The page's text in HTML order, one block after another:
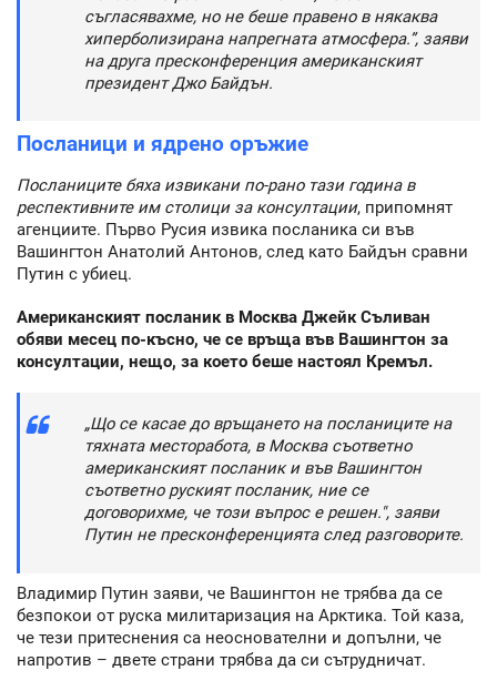
съгласявахме, но не беше правено в някаква
хиперболизирана напрегната атмосфера.”, заяви
на друга пресконференция американският
президент Джо Байдън.
Посланици и ядрено оръжие
Посланиците бяха извикани по-рано тази година в
респективните им столици за консултации, припомнят
агенциите. Първо Русия извика посланика си във
Вашингтон Анатолий Антонов, след като Байдън сравни
Путин с убиец.
Американският посланик в Москва Джейк Съливан
обяви месец по-късно, че се връща във Вашингтон за
консултации, нещо, за което беше настоял Кремъл.
„Що се касае до връщането на посланиците на
тяхната месторабота, в Москва съответно
американският посланик и във Вашингтон
съответно руският посланик, ние се
договорихме, че този въпрос е решен.", заяви
Путин не пресконференцията след разговорите.
Владимир Путин заяви, че Вашингтон не трябва да се
безпокои от руска милитаризация на Арктика. Той каза,
че тези притеснения са неоснователни и допълни, че
напротив – двете страни трябва да си сътрудничат.